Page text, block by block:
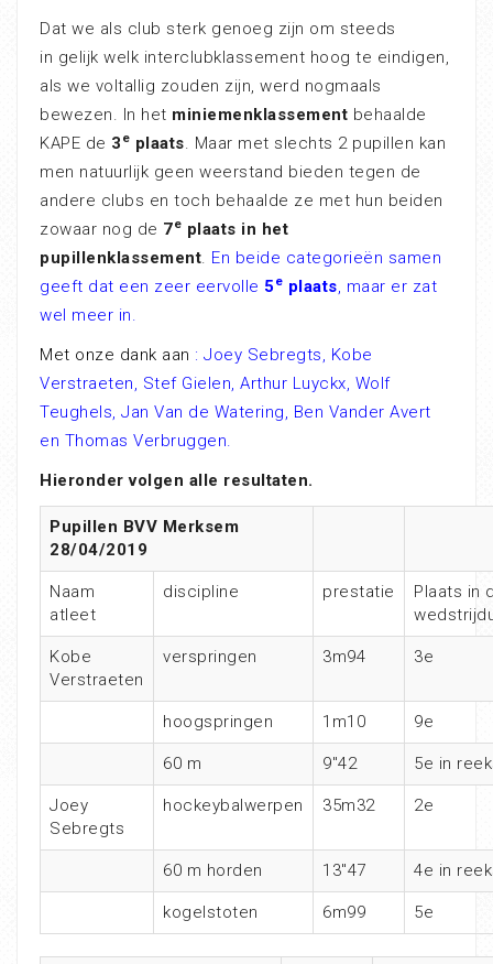
Dat we als club sterk genoeg zijn om steeds
in gelijk welk interclubklassement hoog te eindigen,
als we voltallig zouden zijn, werd nogmaals
bewezen. In het miniemenklassement behaalde
KAPE de 3 e plaats. Maar met slechts 2 pupillen kan
men natuurlijk geen weerstand bieden tegen de
andere clubs en toch behaalde ze met hun beiden
zowaar nog de 7e plaats in het
pupillenklassement. En beide categorieën samen
geeft dat een zeer eervolle 5 e plaats, maar er zat
wel meer in.
Met onze dank aan : Joey Sebregts, Kobe
Verstraeten, Stef Gielen, Arthur Luyckx, Wolf
Teughels, Jan Van de Watering, Ben Vander Avert
en Thomas Verbruggen.
Hieronder volgen alle resultaten.
Pupillen BVV Merksem
28/04/2019
Naam
atleet
discipline prestatie
Plaats in
Kobe
Verstraeten
verspringen 3m94 3e
hoogspringen 1m10 9e
60 m 9″42 5e in
Joey
Sebregts
hockeybalwerpen 35m32 2e
60 m horden 13″47 4e in
kogelstoten 6m99 5e